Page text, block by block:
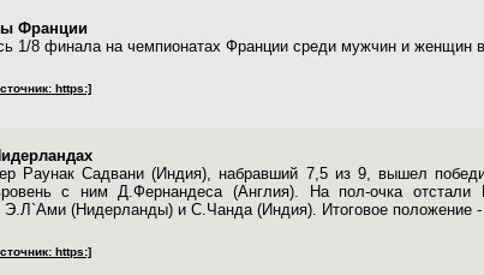
Франции
1/8 финала на чемпионатах Франции среди мужчин и
https:]
Раунак Садвани (Индия), набравший 7,5 из 9, вышел
с ним Д.Фернандеса (Англия). На пол-очка
Э.Л`Ами (Нидерланды) и С.Чанда (Индия). Итоговое положение -
https:]